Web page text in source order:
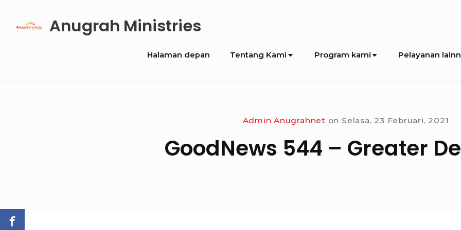
Anugrah Ministries
Site
Halaman depan Tentang Kami Program kami Pelayanan
Admin Anugrahnet on Selasa, 23 Februari, 2021
GoodNews 544 – Greater